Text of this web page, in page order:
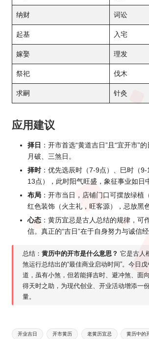
纳财 词讼
起基 入宅
嫁娶 理发
祭祀 伐木
求嗣 针灸
应用建议
择日 ：开市首选“黄道吉日”且“宜开市”
月破、三煞日。
择时 ：优先选辰时（7-9点）、巳时（
13点），此时阳气旺盛，象征事业如日
布局 ：开市当日，店铺门口可摆放绿植
红色装饰（火主礼，旺客源），忌放黑
心态 ：黄历宜忌是古人总结的规律，可
信。真正的“吉日”在于自身努力与诚信经
总结：黄历中的开市是什么意思？ 它是古人
煞运行总结出的“最佳商业启动时间”。今日
道，虽有小煞，但若能择吉时、避冲煞、面
得天时之助，为现代创业、开业活动增添一
量。
Tags:
开业吉日 开市黄历 老黄历宜忌 黄历中的